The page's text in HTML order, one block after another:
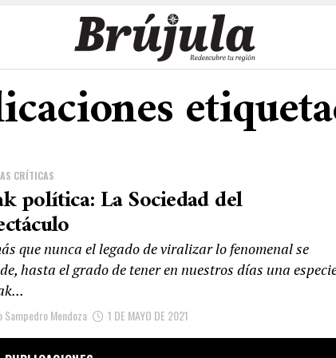
CRÍTICAS
política: La Sociedad del
que nunca el legado de viralizar lo fenomenal se
hasta el grado de tener en nuestros días una
Sampedro Mendoza 1 DE MAYO DE 2021